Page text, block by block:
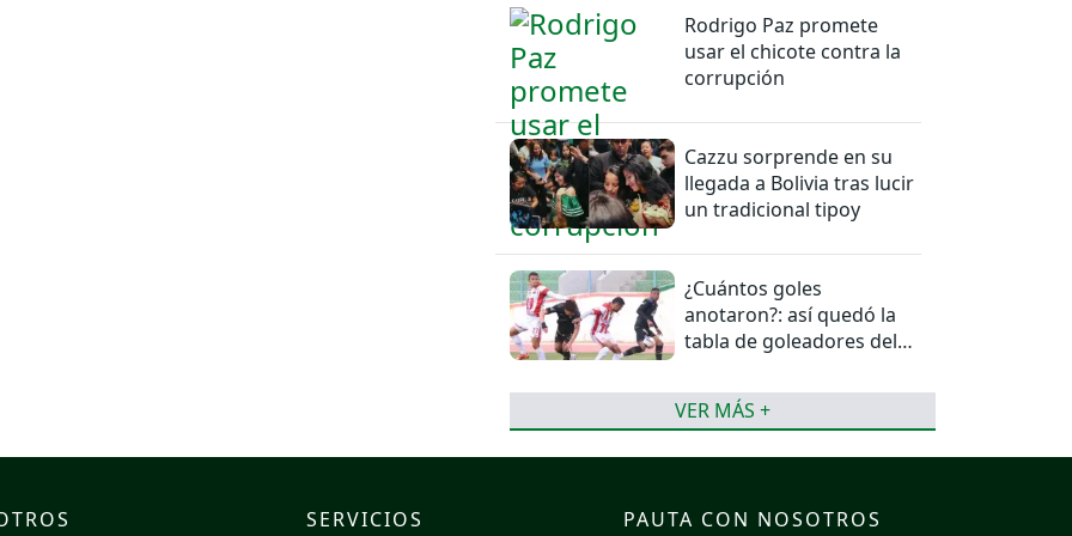
Rodrigo Paz promete
usar el chicote contra la
corrupción
Cazzu sorprende en su
llegada a Bolivia tras lucir
un tradicional tipoy
¿Cuántos goles
anotaron?: así quedó la
tabla de goleadores del
VER MÁS +
SERVICIOS PAUTA CON NOSOTROS